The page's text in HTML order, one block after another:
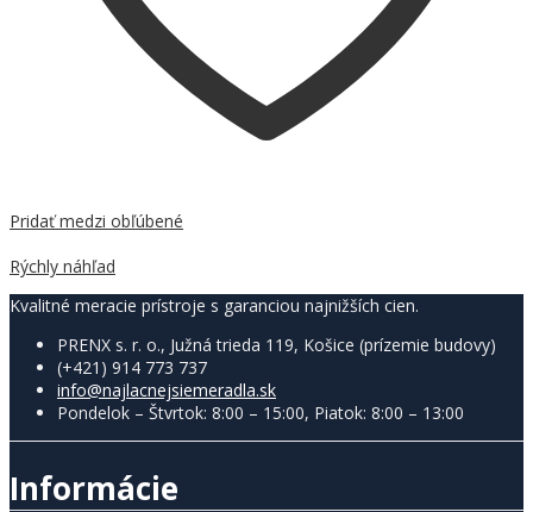
Pridať medzi obľúbené
Rýchly náhľad
Kvalitné meracie prístroje s garanciou najnižších cien.
PRENX s. r. o., Južná trieda 119, Košice (prízemie budovy)
(+421) 914 773 737
info@najlacnejsiemeradla.sk
Pondelok – Štvrtok: 8:00 – 15:00, Piatok: 8:00 – 13:00
Informácie